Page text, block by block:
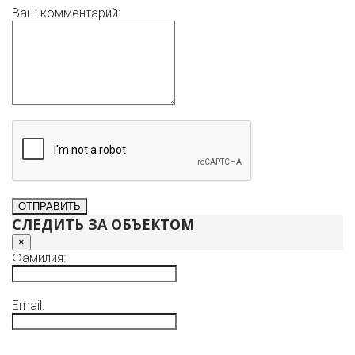
Ваш комментарий:
СЛЕДИТЬ ЗА ОБЪЕКТОМ
×
Фамилия:
Email: